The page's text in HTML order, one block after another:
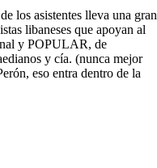
los asistentes lleva una gran
libaneses que apoyan al
y POPULAR, de
y cía. (nunca mejor
eso entra dentro de la